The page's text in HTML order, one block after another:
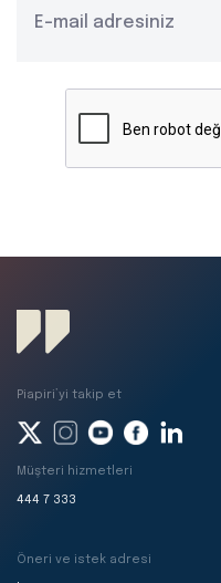
Piapiri’yi takip et
Müşteri hizmetleri
444 7 333
Öneri ve istek adresi